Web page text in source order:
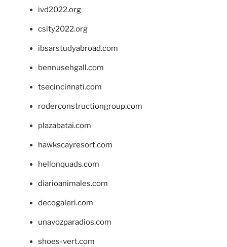
ivd2022.org
csity2022.org
ibsarstudyabroad.com
bennusehgall.com
tsecincinnati.com
roderconstructiongroup.com
plazabatai.com
hawkscayresort.com
hellonquads.com
diarioanimales.com
decogaleri.com
unavozparadios.com
shoes-vert.com